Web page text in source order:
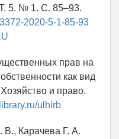
5. № 1. С. 85–93.
2020-5-1-85-93
прав на
как вид
и право.
ulhirb
В., Карачева Г. А.